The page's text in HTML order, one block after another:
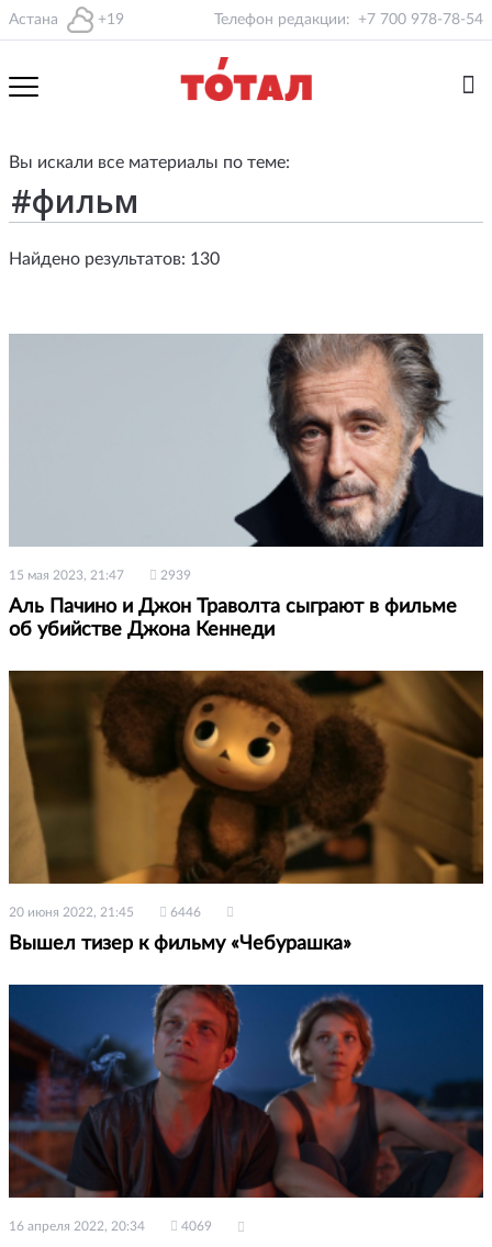
Астана +19 Телефон редакции: +7 700 978-78-54
Вы искали все материалы по теме:
Найдено результатов: 130
15 мая 2023, 21:47 2939
Аль Пачино и Джон Траволта сыграют в фильме
об убийстве Джона Кеннеди
20 июня 2022, 21:45 6446
Вышел тизер к фильму «Чебурашка»
16 апреля 2022, 20:34 4069